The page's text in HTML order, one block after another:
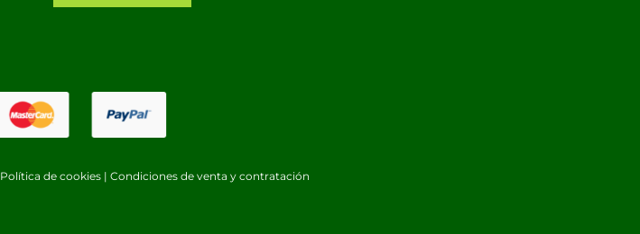
Política de cookies | Condiciones de venta y contratación